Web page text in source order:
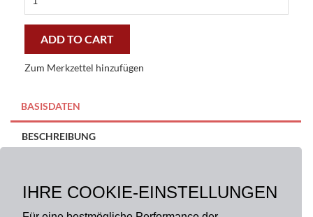
IHRE COOKIE-EINSTELLUNGEN
Indien
Clean
preiswert
quantity
ADD TO CART
Zum Merkzettel hinzufügen
BASISDATEN
BESCHREIBUNG
Material:100% Polyester
40 x 60 cm, 50 x 70 cm